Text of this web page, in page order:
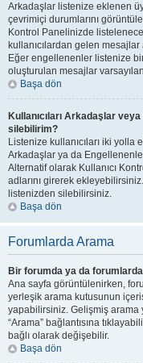
Arkadaşlar listenize eklenen
çevrimiçi durumlarını
Kontrol Panelinizde
kullanıcılardan gelen
Eğer engellenenler listenize
oluşturulan mesajlar
Başa dön
Kullanıcıları Arkadaşlar
silebilirim?
Listenize kullanıcıları iki yolla
Arkadaşlar ya da
Alternatif olarak Kullanıcı
adlarını girerek
listenizden silebilirsiniz.
Başa dön
Forumlarda Arama
Bir forumda ya da
Ana sayfa görüntülenirken,
yerleşik arama kutusunun
yapabilirsiniz. Gelişmiş arama
“Arama” bağlantısına
bağlı olarak değişebilir.
Başa dön